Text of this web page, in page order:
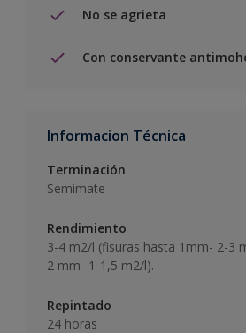
No se agrieta
Con conservante
Informacion Técnica
Terminación
Semimate
Rendimiento
3-4 m2/l (fisuras hasta 1mm- 2-3
2 mm- 1-1,5 m2/l).
Repintado
24 horas